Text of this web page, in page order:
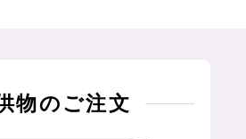
物のご注文